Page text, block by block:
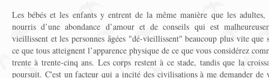
Les bébés et les enfants y entrent de la même manière que les
nourris d’une abondance d’amour et de conseils qui est
vieillissent et les personnes âgées "dé-vieillissent" beaucoup plus vite que
ce que tous atteignent l’apparence physique de ce que vous considérez
trente à trente-cinq ans. Les corps restent à ce stade, tandis que la
poursuit. C'est un facteur qui a incité des civilisations à me demander